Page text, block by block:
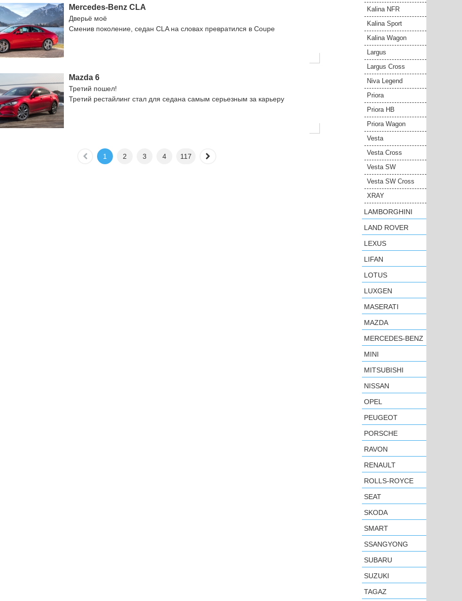
Mercedes-Benz CLA
Дверьё моё
Сменив поколение, седан CLA на словах превратился в Coupe
Mazda 6
Третий пошел!
Третий рестайлинг стал для седана самым серьезным за карьеру
1 2 3 4 117
Kalina NFR
Kalina Sport
Kalina Wagon
Largus
Largus Cross
Niva Legend
Priora
Priora HB
Priora Wagon
Vesta
Vesta Cross
Vesta SW
Vesta SW Cross
XRAY
LAMBORGHINI
LAND ROVER
LEXUS
LIFAN
LOTUS
LUXGEN
MASERATI
MAZDA
MERCEDES-BENZ
MINI
MITSUBISHI
NISSAN
OPEL
PEUGEOT
PORSCHE
RAVON
RENAULT
ROLLS-ROYCE
SEAT
SKODA
SMART
SSANGYONG
SUBARU
SUZUKI
TAGAZ